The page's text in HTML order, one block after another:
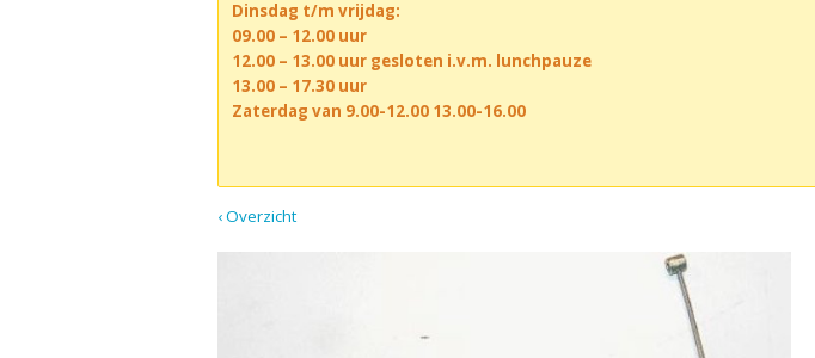
Dinsdag t/m vrijdag:
09.00 – 12.00 uur
12.00 – 13.00 uur gesloten i.v.m. lunchpauze
13.00 – 17.30 uur
Zaterdag van 9.00-12.00 13.00-16.00
‹ Overzicht